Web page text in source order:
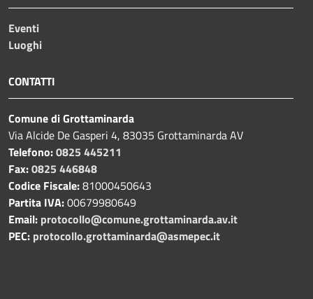
Eventi
Luoghi
CONTATTI
Comune di Grottaminarda
Via Alcide De Gasperi 4, 83035 Grottaminarda AV
Telefono:0825 445211
Fax:0825 446848
Codice Fiscale:81000450643
Partita IVA:00679980649
Email: protocollo@comune.grottaminarda.av.it
PEC: protocollo.grottaminarda@asmepec.it